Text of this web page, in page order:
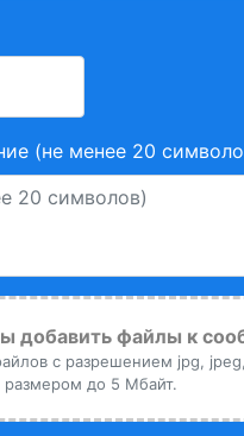
(не менее 20
добавить файлы к
с разрешением jpg,
размером до 5 Мбайт.